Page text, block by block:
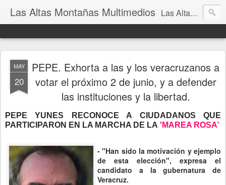
Las Altas Montañas Multimedios Las Altas Montañas Multimedios
MAY
20
PEPE. Exhorta a las y los veracruzanos a
votar el próximo 2 de junio, y a defender
las instituciones y la libertad.
PEPE YUNES RECONOCE A CIUDADANOS QUE
PARTICIPARON EN LA MARCHA DE LA 'MAREA ROSA’
- "Han sido la motivación y ejemplo
de esta elección", expresa el
candidato a la gubernatura de
Veracruz.